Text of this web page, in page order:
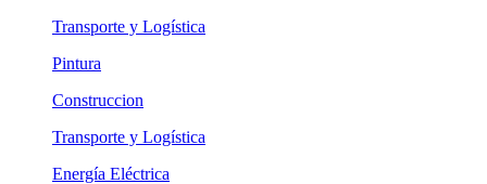
Transporte y Logística
Pintura
Construccion
Transporte y Logística
Energía Eléctrica